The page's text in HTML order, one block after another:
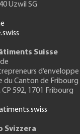
Uzwil SG
Suisse
du Canton de Fribourg
CP 592, 1701 Fribourg
Svizzera